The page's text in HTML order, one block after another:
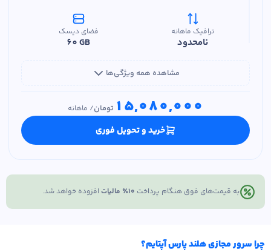
ترافیک ماهانه
نامحدود
فضای دیسک
60 GB
مشاهده همه ویژگی‌ها
15,080,000 تومان/ ماهانه
خرید و تحویل فوری
به قیمت‌های فوق هنگام پرداخت ۱۰٪ مالیات افزوده خواهد شد.
چرا سرور مجازی هلند پارس آپتایم؟